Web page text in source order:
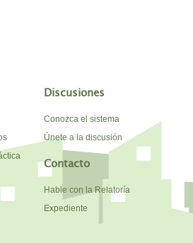
Discusiones
Conozca el sistema
Únete a la discusión
Contacto
Hable con la Relatoría
Expediente